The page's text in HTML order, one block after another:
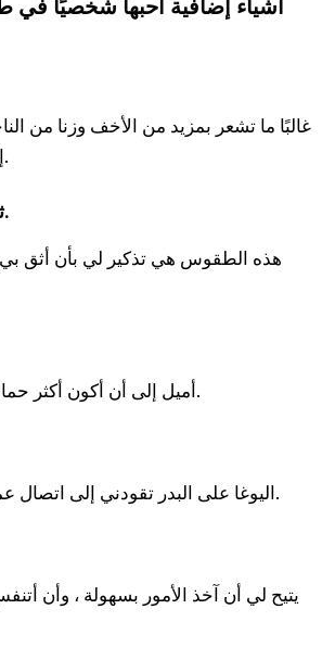
أشياء إضافية أحبها شخصيًا في
غالبًا ما تشعر بمزيد من الأخف وزنا من
إثارة بعد الممارسة.
ثقة بالنفس أفضل.
هذه الطقوس هي تذكير لي بأن أثق بي
أميل إلى أن أكون أكثر حماسًا وإلهامًا بعد ذلك.
اليوغا على البدر تقودني إلى اتصال عميق بكياني والكون.
يتيح لي أن آخذ الأمور بسهولة ، وأن